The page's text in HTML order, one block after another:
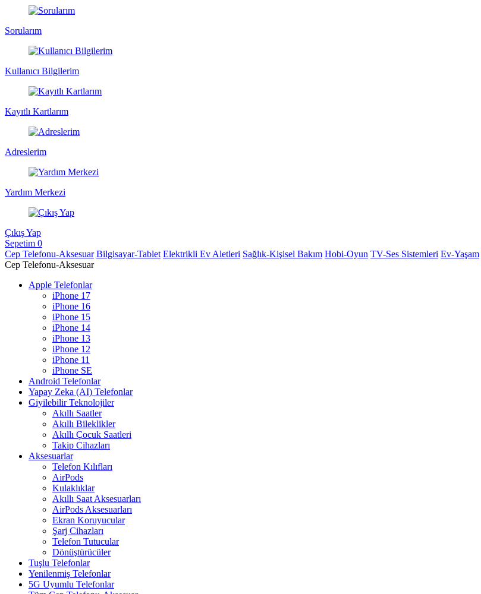
Sorularım
Kullanıcı Bilgilerim
Kayıtlı Kartlarım
Adreslerim
Yardım Merkezi
Çıkış Yap
Sepetim 0
Cep Telefonu-Aksesuar Bilgisayar-Tablet Elektrikli Ev Aletleri Sağlık-Kişisel Bakım Hobi-Oyun TV-Ses Sistemleri Ev-Yaşam
Cep Telefonu-Aksesuar
Apple Telefonlar
iPhone 17
iPhone 16
iPhone 15
iPhone 14
iPhone 13
iPhone 12
iPhone 11
iPhone SE
Android Telefonlar
Yapay Zeka (AI) Telefonlar
Giyilebilir Teknolojiler
Akıllı Saatler
Akıllı Bileklikler
Akıllı Çocuk Saatleri
Takip Cihazları
Aksesuarlar
Telefon Kılıfları
AirPods
Kulaklıklar
Akıllı Saat Aksesuarları
AirPods Aksesuarları
Ekran Koruyucular
Şarj Cihazları
Telefon Tutucular
Dönüştürücüler
Tuşlu Telefonlar
Yenilenmiş Telefonlar
5G Uyumlu Telefonlar